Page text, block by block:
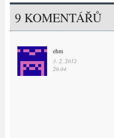
9 KOMENTÁŘŮ
ehm
3. 2. 2012
20.04